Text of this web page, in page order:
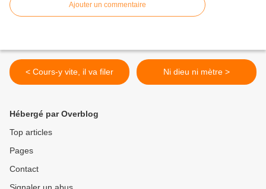
Ajouter un commentaire
< Cours-y vite, il va filer Ni dieu ni mètre >
Hébergé par Overblog
Top articles
Pages
Contact